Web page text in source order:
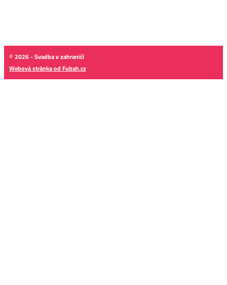
© 2026 - Svadba v zahraničí
Webová stránka od Fubah.cz